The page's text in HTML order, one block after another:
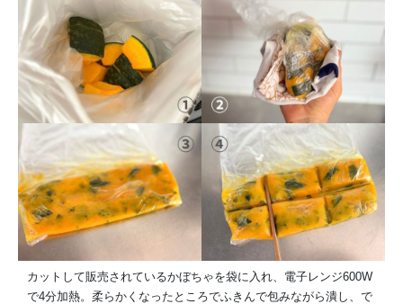
カットして販売されているかぼちゃを袋に入れ、電子レンジ600W
で4分加熱。柔らかくなったところでふきんで包みながら潰し、で